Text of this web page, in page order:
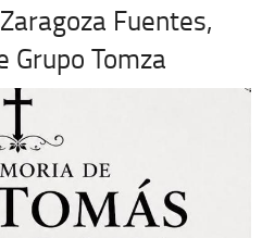
Fuentes,
Grupo Tomza